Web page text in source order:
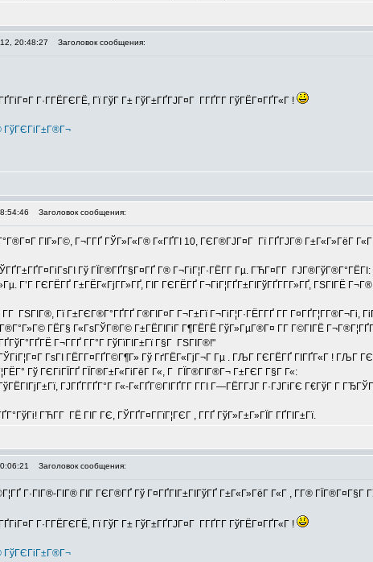
20:48:27 Заголовок сообщения:
Г·Г­ГЁГЄГЁ, Гї ГўГ Г± ГўГ±ГҐГЈГ¤Г Г­ГҐГ­Г ГўГЁГ¤ГҐГ«Г !
ГўГЄГіГ±Г®Г¬
Заголовок сообщения:
ГІГ»Г©, Г¬Г­ГҐ ГЎГ»Г«Г® Г«ГҐГІ 10, ГЄГ®ГЈГ¤Г Гї ГҐГЈГ® Г±Г«Г»ГёГ
Гў ГЇГ®ГҐГ§Г¤ГҐ Г® Г¬ГіГ¦Г·ГЁГ­Г Гµ. ГЋГ¤Г­Г ГЈГ®ГўГ®Г°ГЁГІ:
Г’Г ГЄГЁГҐ Г±ГЁГ«ГјГ­Г»ГҐ, ГІГ ГЄГЁГҐ Г¬ГіГ¦ГҐГ±ГІГўГҐГ­Г­Г»ГҐ, ГЅГІГЁ
Г­Г ГЅГІГ®, Гї Г±ГЄГ®Г°ГҐГҐ Г®ГІГ¤Г Г¬Г±Гї Г¬ГіГ¦Г·ГЁГ­ГҐ Г­Г
ГЁГ§ Г«ГѕГЎГ®Г© Г±ГЁГІГіГ Г¶ГЁГЁ ГўГ»ГµГ®Г¤ Г­Г Г©ГІГЁ
Г¬Г­ГҐ Г­Г°Г ГўГїГІГ±Гї Г§Г ГЅГІГ®!"
ГѕГІ ГЁГ­Г¤ГҐГ©Г¶Г» Гў ГґГЁГ«ГјГ¬Г Гµ . ГЉГ ГЄГЁГҐ ГІГҐГ«Г ! ГЉГ
Гў ГЄГіГЇГҐ ГЇГ®Г±Г«ГіГёГ Г«, Г ГЇГ®ГІГ®Г¬ Г±ГЄГ Г§Г Г«:
ГЈГҐГ­ГҐГ°Г Г«-Г«ГҐГ©ГІГҐГ­Г Г­ГІ Г—ГЁГ­ГЈГ Г·ГЈГіГЄ Г€ГўГ Г­
ГЋГ­Г ГЁ ГІГ ГЄ, ГЎГҐГ¤Г­ГїГ¦ГЄГ , Г­ГҐ ГўГ»Г±Г»ГЇГ ГҐГІГ±Гї.
Заголовок сообщения:
Г·ГІГ®-ГІГ® ГІГ ГЄГ®ГҐ Гў Г¤ГҐГІГ±ГІГўГҐ Г±Г«Г»ГёГ Г«Г , Г­Г®
Г·Г­ГЁГЄГЁ, Гї ГўГ Г± ГўГ±ГҐГЈГ¤Г Г­ГҐГ­Г ГўГЁГ¤ГҐГ«Г !
ГўГЄГіГ±Г®Г¬